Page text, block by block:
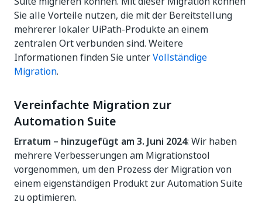
Sie alle Vorteile nutzen, die mit der Bereitstellung
mehrerer lokaler UiPath-Produkte an einem
zentralen Ort verbunden sind. Weitere
Informationen finden Sie unterVollständige
Migration.
Vereinfachte Migration zur
Automation Suite
Erratum – hinzugefügt am 3. Juni 2024: Wir haben
mehrere Verbesserungen am Migrationstool
vorgenommen, um den Prozess der Migration von
einem eigenständigen Produkt zur Automation Suite
zu optimieren.